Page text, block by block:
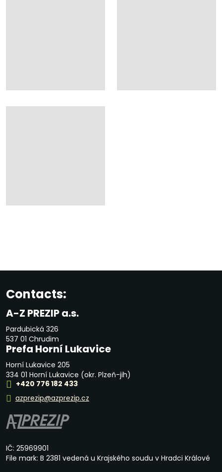
Contacts:
A-Z PREZIP a.s.
Pardubická 326
537 01 Chrudim
Prefa Horní Lukavice
Horní Lukavice 205
334 01 Horní Lukavice (okr. Plzeň-jih)
+420 776 182 433
azprezip@azprezip.cz
IČ: 25969901
File mark: B 2381 vedená u Krajského soudu v Hradci Králové